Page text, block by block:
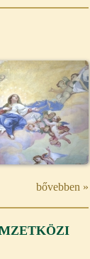
bővebben »